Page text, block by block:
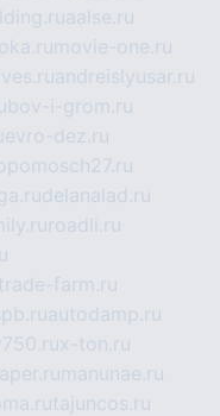
aalse.ru
movie-one.ru
andreislyusar.ru
i-grom.ru
evro-dez.ru
delanalad.ru
roadli.ru
trade-farm.ru
autodamp.ru
x-ton.ru
manunae.ru
tajuncos.ru